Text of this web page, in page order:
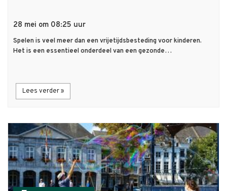
28 mei om 08:25 uur
Spelen is veel meer dan een vrijetijdsbesteding voor kinderen.
Het is een essentieel onderdeel van een gezonde…
Lees verder »